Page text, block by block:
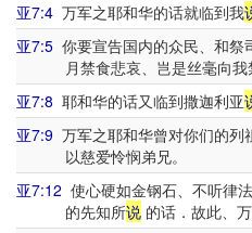
亚7:4 万军之耶和华的话就临到我
亚7:5 你要宣告国内的众民、和祭
月禁食悲哀、岂是丝毫向我
亚7:8 耶和华的话又临到撒迦利亚
亚7:9 万军之耶和华曾对你们的列
以慈爱怜悯弟兄。
亚7:12 使心硬如金钢石、不听律
的先知所说的话．故此、万